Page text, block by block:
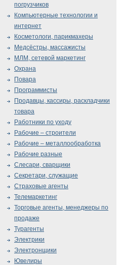
погрузчиков
Компьютерные технологии и
интернет
Косметологи, парикмахеры
Медсёстры, массажисты
МЛМ, сетевой маркетинг
Охрана
Повара
Программисты
Продавцы, кассиры, раскладчики
товара
Работники по уходу
Рабочие – строители
Рабочие – металлообработка
Рабочие разные
Слесари, сварщики
Секретари, служащие
Страховые агенты
Телемаркетинг
Торговые агенты, менеджеры по
продаже
Турагенты
Электрики
Электронщики
Ювелиры